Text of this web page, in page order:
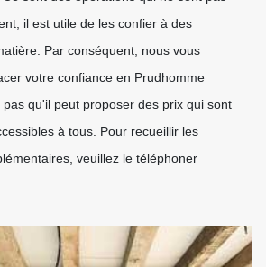
il est utile de les confier à des
Par conséquent, nous vous
votre confiance en Prudhomme
qu'il peut proposer des prix qui sont
à tous. Pour recueillir les
veuillez le téléphoner